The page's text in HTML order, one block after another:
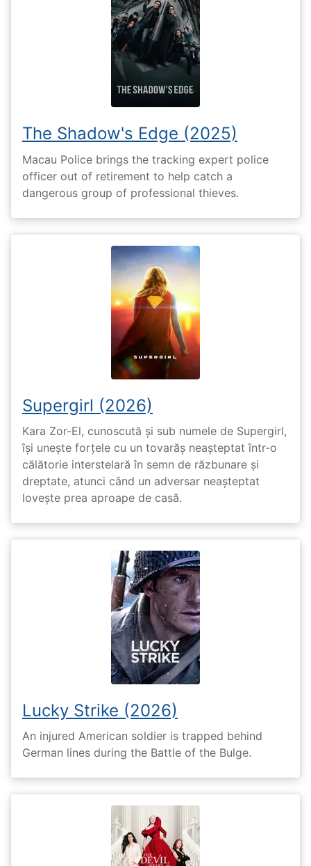
The Shadow's Edge (2025)
Macau Police brings the tracking expert police
officer out of retirement to help catch a
dangerous group of professional thieves.
Supergirl (2026)
Kara Zor-El, cunoscută și sub numele de Supergirl,
își unește forțele cu un tovarăș neașteptat într-o
călătorie interstelară în semn de răzbunare și
dreptate, atunci când un adversar neașteptat
lovește prea aproape de casă.
Lucky Strike (2026)
An injured American soldier is trapped behind
German lines during the Battle of the Bulge.